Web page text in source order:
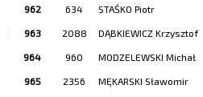
962 634 STAŚKO Piotr
963 2088 DĄBKIEWICZ Krzysztof
964 960 MODZELEWSKI Michał
965 2356 MĘKARSKI Sławomir